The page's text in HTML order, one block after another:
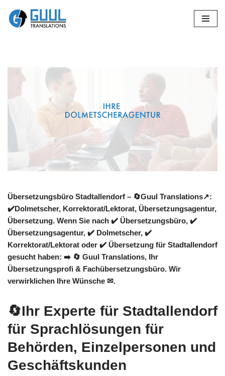
Zum
Übersetzungsbüro Stadtallendorf – 🔄Guul Translations↗️:
✔️Dolmetscher, Korrektorat/Lektorat, Übersetzungsagentur,
Übersetzung. Wenn Sie nach ✔️ Übersetzungsbüro, ✔️
Übersetzungsagentur, ✔️ Dolmetscher, ✔️
Korrektorat/Lektorat oder ✔️ Übersetzung für Stadtallendorf
gesucht haben: ➡️ 🔄 Guul Translations, Ihr
Übersetzungsprofi & Fachübersetzungsbüro. Wir
verwirklichen Ihre Wünsche ✉.
🔄Ihr Experte für Stadtallendorf
für Sprachlösungen für
Behörden, Einzelpersonen und
Geschäftskunden